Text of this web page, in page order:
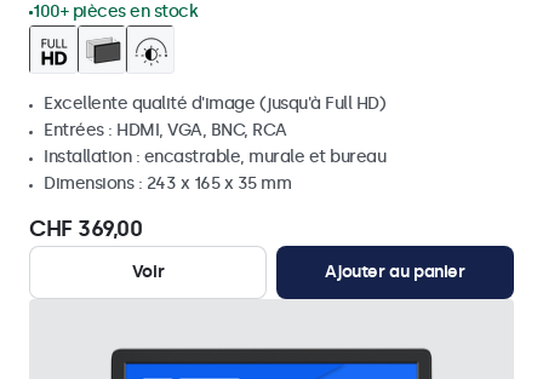
100+ pièces en stock
Excellente qualité d'image (jusqu'à Full HD)
Entrées : HDMI, VGA, BNC, RCA
Installation : encastrable, murale et bureau
Dimensions : 243 x 165 x 35 mm
CHF 369,00
Voir Ajouter au panier